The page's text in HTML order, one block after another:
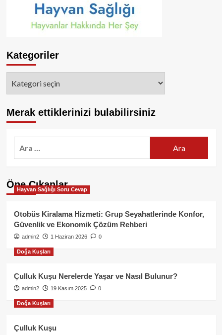
Kategoriler
Merak ettiklerinizi bulabilirsiniz
Öne Çıkanlar
Hayvan Sağlığı Soru Cevap
Otobüs Kiralama Hizmeti: Grup Seyahatlerinde Konfor,
Güvenlik ve Ekonomik Çözüm Rehberi
admin2 1 Haziran 2026 0
Doğa Kuşları
Çulluk Kuşu Nerelerde Yaşar ve Nasıl Bulunur?
admin2 19 Kasım 2025 0
Doğa Kuşları
Çulluk Kuşu